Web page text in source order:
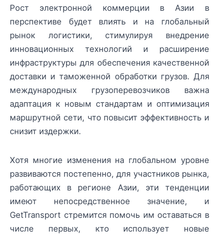
Рост электронной коммерции в Азии в
перспективе будет влиять и на глобальный
рынок логистики, стимулируя внедрение
инновационных технологий и расширение
инфраструктуры для обеспечения качественной
доставки и таможенной обработки грузов. Для
международных грузоперевозчиков важна
адаптация к новым стандартам и оптимизация
маршрутной сети, что повысит эффективность и
снизит издержки.
Хотя многие изменения на глобальном уровне
развиваются постепенно, для участников рынка,
работающих в регионе Азии, эти тенденции
имеют непосредственное значение, и
GetTransport стремится помочь им оставаться в
числе первых, кто использует новые